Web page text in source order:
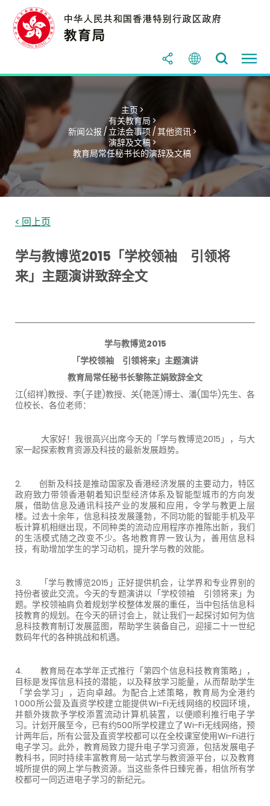
主页 >
有关教育局 >
新闻公报 / 立法会事项 / 其他资讯 >
演辞及文稿 >
教育局常任秘书长的演辞及文稿
< 回上页
学与教博览2015「学校领袖 引领将
来」主题演讲致辞全文
学与教博览2015
「学校领袖 引领将来」主题演讲
教育局常任秘书长黎陈芷娟致辞全文
江(绍祥)教授、李(子建)教授、关(艳莲)博士、潘(国华)先生、各
位校长、各位老师：
大家好！我很高兴出席今天的「学与教博览2015」，与大
家一起探索教育资源及科技的最新发展趋势。
2. 创新及科技是推动国家及香港经济发展的主要动力，特区
政府致力带领香港朝着知识型经济体系及智能型城市的方向发
展，借助信息及通讯科技产业的发展和应用，令学与教更上层
楼。过去十余年，信息科技发展蓬勃，不同功能的智能手机及平
板计算机相继出现，不同种类的流动应用程序亦推陈出新，我们
的生活模式随之改变不少。各地教育界一致认为，善用信息科
技，有助增加学生的学习动机，提升学与教的效能。
3. 「学与教博览2015」正好提供机会，让学界和专业界别的
持份者彼此交流。今天的专题演讲以「学校领袖 引领将来」为
题。学校领袖肩负着规划学校整体发展的重任，当中包括信息科
技教育的规划。在今天的研讨会上，就让我们一起探讨如何为信
息科技教育制订发展蓝图，帮助学生装备自己，迎接二十一世纪
数码年代的各种挑战和机遇。
4. 教育局在本学年正式推行「第四个信息科技教育策略」，
目标是发挥信息科技的潜能，以及释放学习能量，从而帮助学生
「学会学习」，迈向卓越。为配合上述策略，教育局为全港约
1 000所公营及直资学校建立能提供Wi-Fi无线网络的校园环境，
并额外拨款予学校添置流动计算机装置，以便顺利推行电子学
习。计划开展至今，已有约500所学校建立了Wi-Fi无线网络，预
计两年后，所有公营及直资学校都可以在全校课室使用Wi-Fi进行
电子学习。此外，教育局致力提升电子学习资源，包括发展电子
教科书，同时持续丰富教育局一站式学与教资源平台，以及教育
城所提供的网上学与教资源。当这些条件日臻完善，相信所有学
校都可一同迈进电子学习的新纪元。